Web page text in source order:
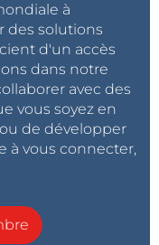
à
des solutions
d'un accès
dans notre
avec des
vous soyez en
de développer
à vous connecter,